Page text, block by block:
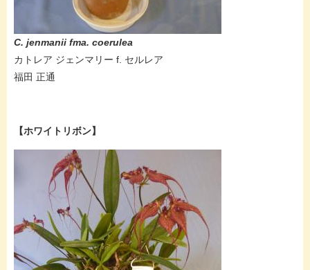
C. jenmanii fma. coerulea
カトレア ジェンマリー f. セルレア
福田 正通
【ホワイトリボン】